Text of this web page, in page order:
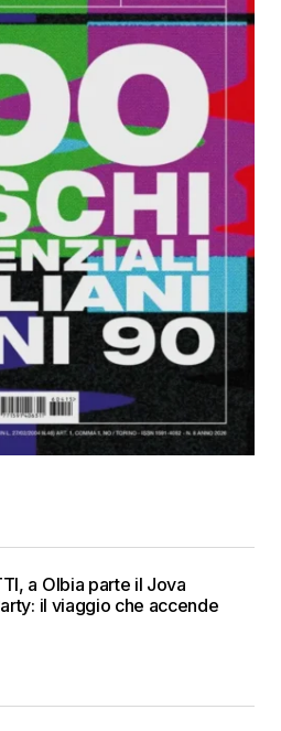
a Olbia parte il Jova
il viaggio che accende